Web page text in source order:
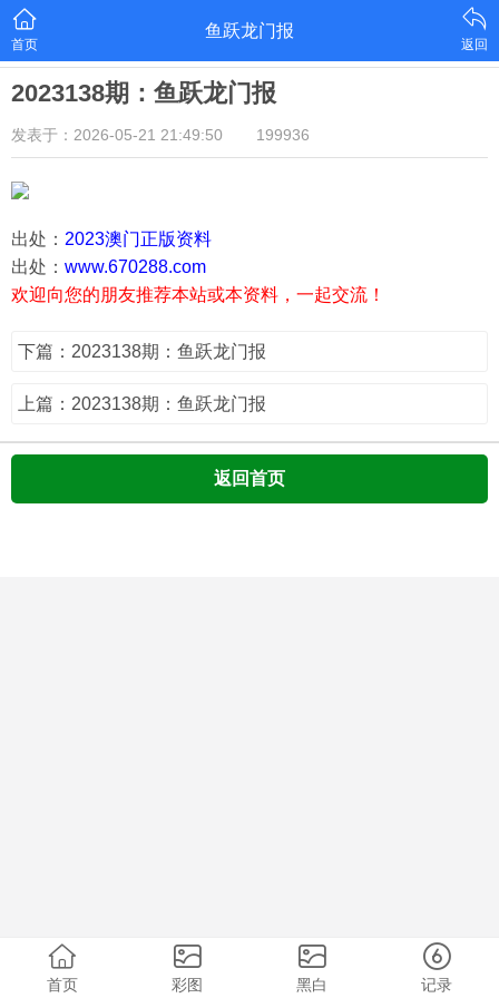
首页
鱼跃龙门报
返回
2023138期：鱼跃龙门报
发表于：2026-05-21 21:49:50 199936
出处： 2023澳门正版资料
出处： www.670288.com
欢迎向您的朋友推荐本站或本资料，一起交流！
下篇：2023138期：鱼跃龙门报
上篇：2023138期：鱼跃龙门报
返回首页
首页 彩图 黑白 记录